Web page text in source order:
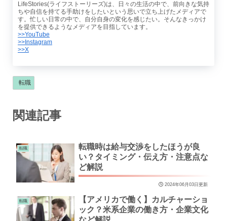
LifeStories(ライフストーリーズ)は、日々の生活の中で、前向きな気持
ちや自信を持てる手助けをしたいという思いで立ち上げたメディアで
す。忙しい日常の中で、自分自身の変化を感じたい。そんなきっかけ
を提供できるようなメディアを目指しています。
>>YouTube
>>Instagram
>>X
転職
関連記事
転職
転職時は給与交渉をしたほうが良
い？タイミング・伝え方・注意点な
ど解説
2024年06月03日更新
転職
【アメリカで働く】カルチャーショ
ック？米系企業の働き方・企業文化